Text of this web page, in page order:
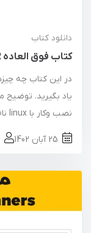
دانلود کتاب
کتاب فوق العاده LEARNING DOCKER
نصب وکار با linux نام کتاب : Linux For Beginners نویسنده ...